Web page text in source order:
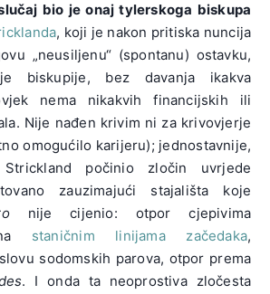
bio je onaj tylerskoga biskupa
, koji je nakon pritiska nuncija
„neusiljenu“ (spontanu) ostavku,
biskupije, bez davanja ikakva
nema nikakvih financijskih ili
Nije nađen krivim ni za krivovjerje
omogućilo karijeru); jednostavnije,
počinio zločin uvrjede
zauzimajući stajališta koje
nije cijenio: otpor cjepivima
staničnim linijama začedaka,
sodomskih parova, otpor prema
. I onda ta neoprostiva zločesta